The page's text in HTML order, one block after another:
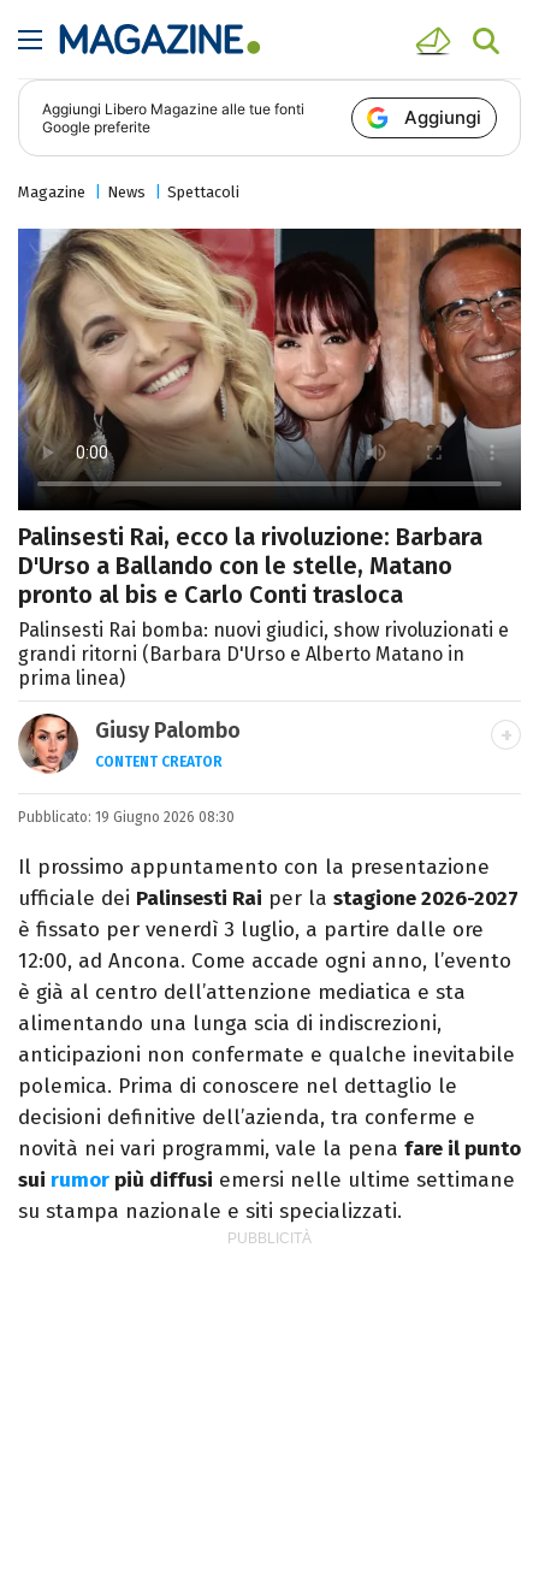
Aggiungi Libero Magazine alle tue fonti
Google preferite
Aggiungi
Magazine News Spettacoli
Palinsesti Rai, ecco la rivoluzione: Barbara
D'Urso a Ballando con le stelle, Matano
pronto al bis e Carlo Conti trasloca
Palinsesti Rai bomba: nuovi giudici, show rivoluzionati e
grandi ritorni (Barbara D'Urso e Alberto Matano in
prima linea)
Giusy Palombo
CONTENT CREATOR
LINKEDIN
INSTAGRAM ALTRI SITI
Giornalista e content creator. Racconto
cultura pop e spettacolo tra articoli e
video, con uno stile diretto e autoriale.
Pubblicato: 19 Giugno 2026 08:30
Il prossimo appuntamento con la presentazione
ufficiale dei Palinsesti Rai per la stagione 2026-2027
è fissato per venerdì 3 luglio, a partire dalle ore
12:00, ad Ancona. Come accade ogni anno, l’evento
è già al centro dell’attenzione mediatica e sta
alimentando una lunga scia di indiscrezioni,
anticipazioni non confermate e qualche inevitabile
polemica. Prima di conoscere nel dettaglio le
decisioni definitive dell’azienda, tra conferme e
novità nei vari programmi, vale la pena fare il punto
sui rumor più diffusi emersi nelle ultime settimane
su stampa nazionale e siti specializzati.